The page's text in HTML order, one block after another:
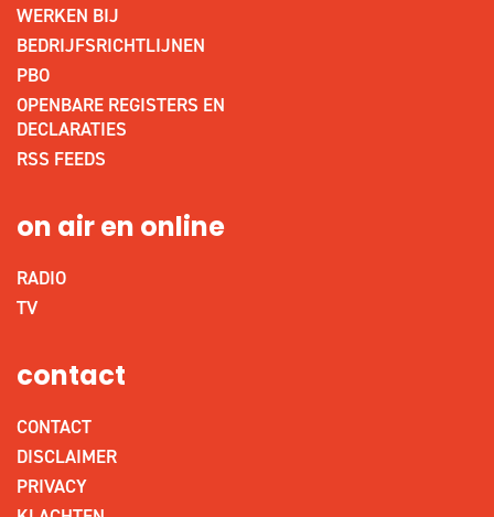
WERKEN BIJ
BEDRIJFSRICHTLIJNEN
PBO
OPENBARE REGISTERS EN
DECLARATIES
RSS FEEDS
on air en online
RADIO
TV
contact
CONTACT
DISCLAIMER
PRIVACY